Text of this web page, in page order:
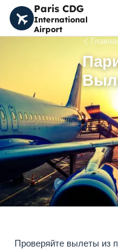
Paris CDG
International
Airport
Проверяйте вылеты из